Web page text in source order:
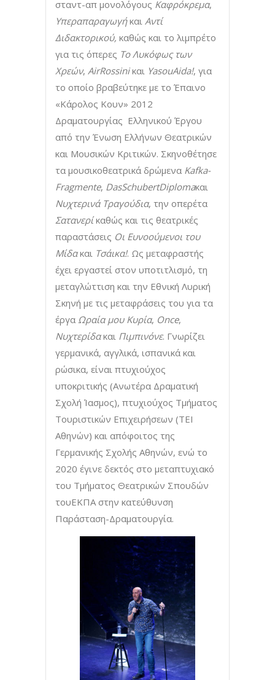
σταντ-απ μονολόγους Καφρόκρεμα,
Υπεραπαραγωγήκαι Αντί
Διδακτορικού, καθώς και το λιμπρέτο
για τις όπερες Το Λυκόφως των
Χρεών, ΑirRossiniκαι YasouAida!, για
το οποίο βραβεύτηκε με το Έπαινο
«Κάρολος Κουν» 2012
Δραματουργίας Ελληνικού Έργου
από την Ένωση Ελλήνων Θεατρικών
και Μουσικών Κριτικών. Σκηνοθέτησε
τα μουσικοθεατρικά δρώμενα Kafka-
Fragmente, DasSchubertDiplomaκαι
Νυχτερινά Τραγούδια, την οπερέτα
Σατανερίκαθώς και τις θεατρικές
παραστάσεις Οι Ευνοούμενοι του
Μίδακαι Τσάικα!. Ως μεταφραστής
έχει εργαστεί στον υποτιτλισμό, τη
μεταγλώττιση και την Εθνική Λυρική
Σκηνή με τις μεταφράσεις του για τα
έργα Ωραία μου Κυρία, Once,
Νυχτερίδακαι Πιμπινόνε. Γνωρίζει
γερμανικά, αγγλικά, ισπανικά και
ρώσικα, είναι πτυχιούχος
υποκριτικής (Ανωτέρα Δραματική
Σχολή Ίασμος), πτυχιούχος Τμήματος
Τουριστικών Επιχειρήσεων (ΤΕΙ
Αθηνών) και απόφοιτος της
Γερμανικής Σχολής Αθηνών, ενώ το
2020 έγινε δεκτός στο μεταπτυχιακό
του Τμήματος Θεατρικών Σπουδών
τουΕΚΠΑ στην κατεύθυνση
Παράσταση-Δραματουργία.